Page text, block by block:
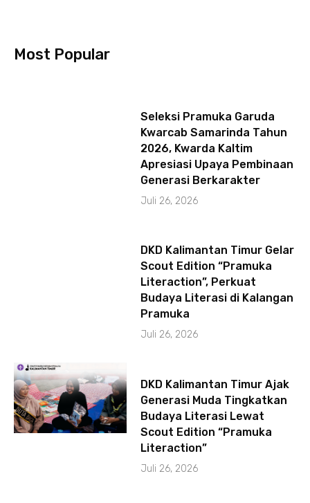
f
Most Popular
Seleksi Pramuka Garuda
Kwarcab Samarinda Tahun
2026, Kwarda Kaltim
Apresiasi Upaya Pembinaan
Generasi Berkarakter
Juli 26, 2026
DKD Kalimantan Timur Gelar
Scout Edition “Pramuka
Literaction”, Perkuat
Budaya Literasi di Kalangan
Pramuka
Juli 26, 2026
DKD Kalimantan Timur Ajak
Generasi Muda Tingkatkan
Budaya Literasi Lewat
Scout Edition “Pramuka
Literaction”
Juli 26, 2026